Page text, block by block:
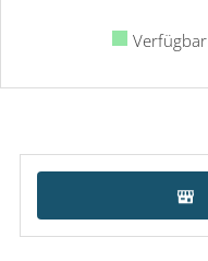
Verfügbar